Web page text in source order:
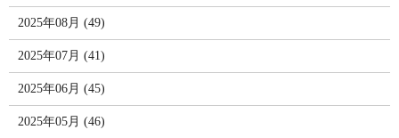
2025年08月 (49)
2025年07月 (41)
2025年06月 (45)
2025年05月 (46)